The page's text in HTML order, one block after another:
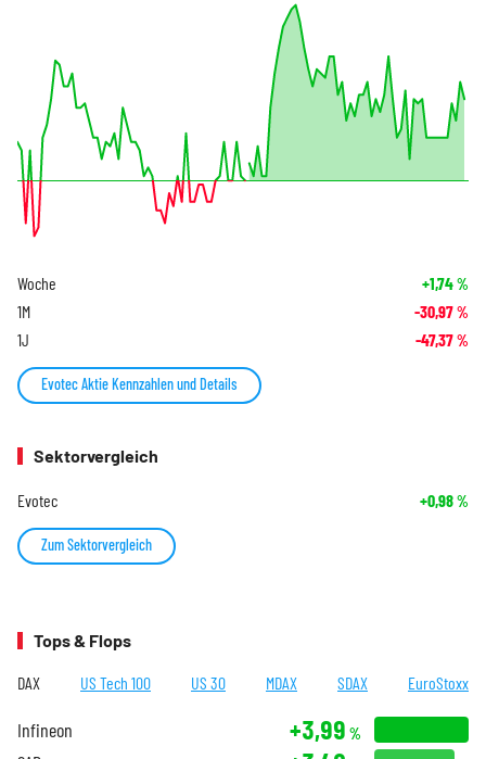
Woche +1,74%
1M -30,97%
1J -47,37%
Evotec Aktie Kennzahlen und Details
Sektorvergleich
Evotec +0,98%
Zum Sektorvergleich
Tops & Flops
DAX US Tech 100 US 30 MDAX SDAX EuroStoxx
Infineon +3,99 %